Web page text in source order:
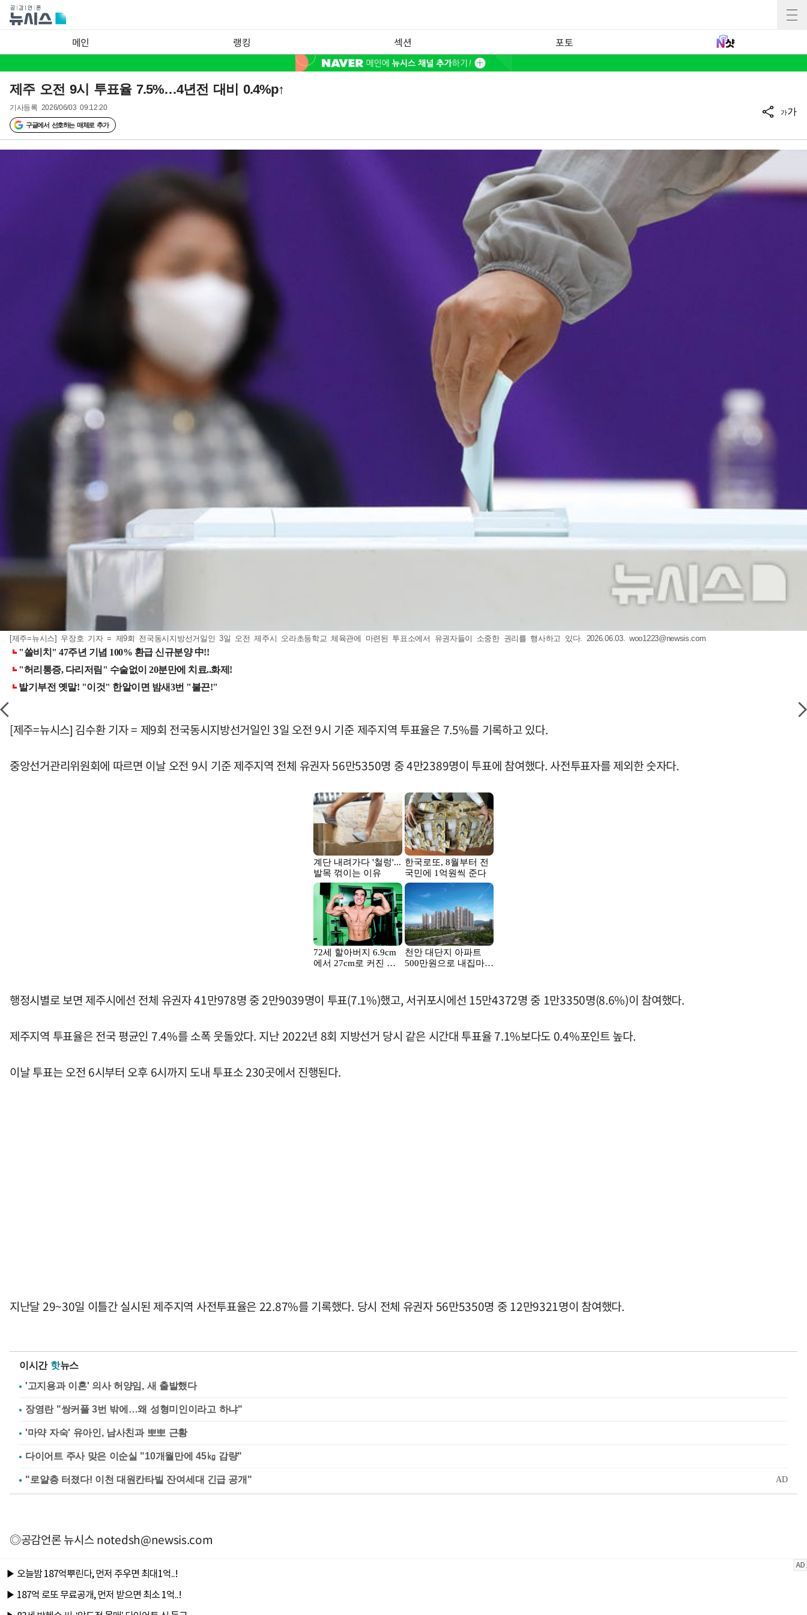
메인 랭킹 섹션 포토
제주 오전 9시 투표율 7.5%…4년전 대비 0.4%p↑
기사등록 2026/06/03 09:12:20
구글에서 선호하는 매체로 추가
가가
[제주=뉴시스] 우장호 기자 = 제9회 전국동시지방선거일인 3일 오전 제주시 오라초등학교 체육관에 마련된 투표소에서 유권자들이 소중한 권리를 행사하고 있다. 2026.06.03. woo1223@newsis.com
[제주=뉴시스] 김수환 기자 = 제9회 전국동시지방선거일인 3일 오전 9시 기준 제주지역 투표율은 7.5%를 기록하고 있다.
중앙선거관리위원회에 따르면 이날 오전 9시 기준 제주지역 전체 유권자 56만5350명 중 4만2389명이 투표에 참여했다. 사전투표자를 제외한 숫자다.
행정시별로 보면 제주시에선 전체 유권자 41만978명 중 2만9039명이 투표(7.1%)했고, 서귀포시에선 15만4372명 중 1만3350명(8.6%)이 참여했다.
제주지역 투표율은 전국 평균인 7.4%를 소폭 웃돌았다. 지난 2022년 8회 지방선거 당시 같은 시간대 투표율 7.1%보다도 0.4%포인트 높다.
이날 투표는 오전 6시부터 오후 6시까지 도내 투표소 230곳에서 진행된다.
지난달 29~30일 이틀간 실시된 제주지역 사전투표율은 22.87%를 기록했다. 당시 전체 유권자 56만5350명 중 12만9321명이 참여했다.
이시간 핫뉴스
'고지용과 이혼' 의사 허양임, 새 출발했다
장영란 "쌍커풀 3번 밖에…왜 성형미인이라고 하냐"
'마약 자숙' 유아인, 남사친과 뽀뽀 근황
다이어트 주사 맞은 이순실 "10개월만에 45㎏ 감량"
◎공감언론 뉴시스notedsh@newsis.com